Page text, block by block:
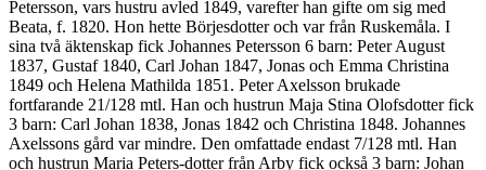
Petersson, vars hustru avled 1849, varefter han gifte om sig med
Beata, f. 1820. Hon hette Börjesdotter och var från Ruskemåla. I
sina två äktenskap fick Johannes Petersson 6 barn: Peter August
1837, Gustaf 1840, Carl Johan 1847, Jonas och Emma Christina
1849 och Helena Mathilda 1851. Peter Axelsson brukade
fortfarande 21/128 mtl. Han och hustrun Maja Stina Olofsdotter fick
3 barn: Carl Johan 1838, Jonas 1842 och Christina 1848. Johannes
Axelssons gård var mindre. Den omfattade endast 7/128 mtl. Han
och hustrun Maria Peters-dotter från Arby fick också 3 barn: Johan